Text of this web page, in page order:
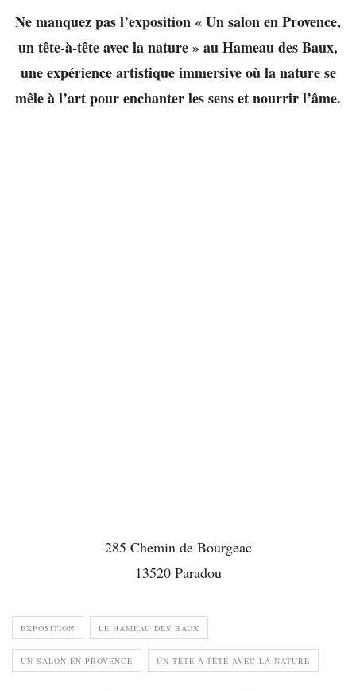
Ne manquez pas l’exposition « Un salon en Provence,
un tête-à-tête avec la nature » au Hameau des Baux,
une expérience artistique immersive où la nature se
mêle à l’art pour enchanter les sens et nourrir l’âme.
285 Chemin de Bourgeac
13520 Paradou
EXPOSITION LE HAMEAU DES BAUX
UN SALON EN PROVENCE UN TÊTE-À-TÊTE AVEC LA NATURE